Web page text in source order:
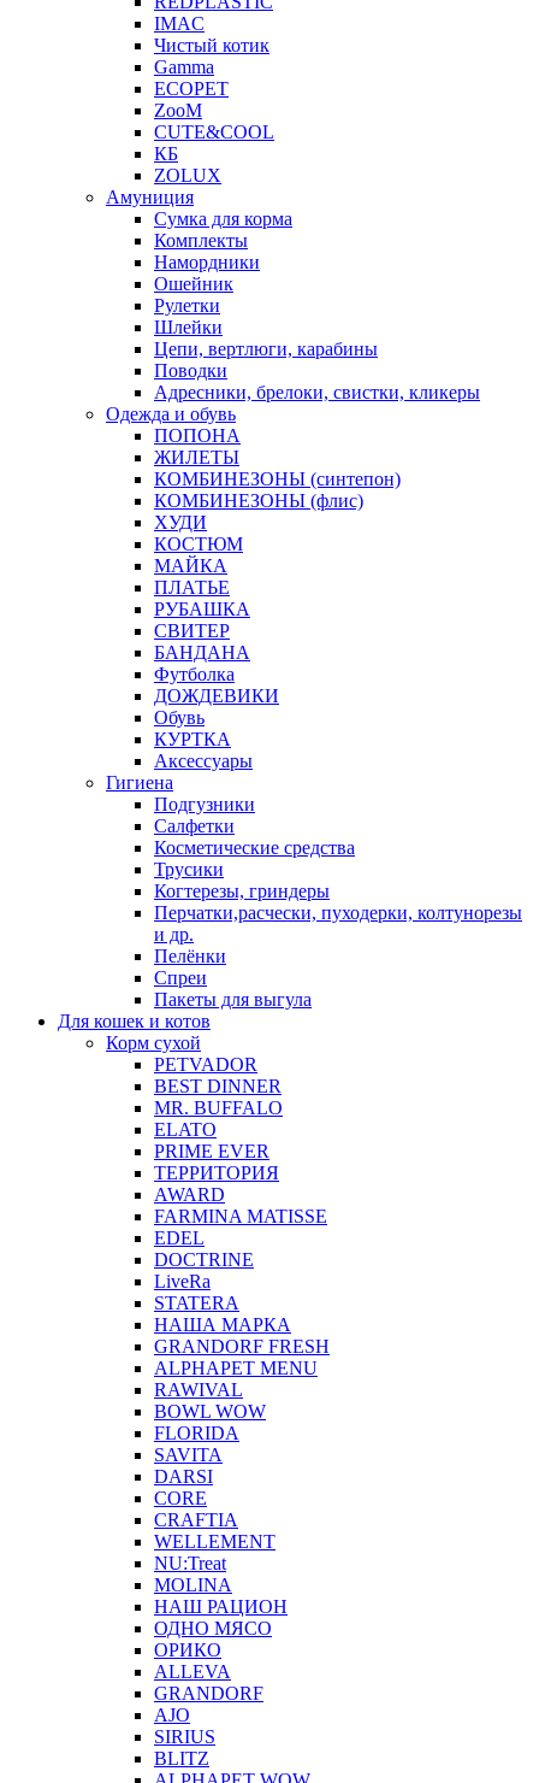
IMAC
Чистый котик
Gamma
ECOPET
ZooM
CUTE&COOL
КБ
ZOLUX
Амуниция
Сумка для корма
Комплекты
Намордники
Ошейник
Рулетки
Шлейки
Цепи, вертлюги, карабины
Поводки
Адресники, брелоки, свистки, кликеры
Одежда и обувь
ПОПОНА
ЖИЛЕТЫ
КОМБИНЕЗОНЫ (синтепон)
КОМБИНЕЗОНЫ (флис)
ХУДИ
КОСТЮМ
МАЙКА
ПЛАТЬЕ
РУБАШКА
СВИТЕР
БАНДАНА
Футболка
ДОЖДЕВИКИ
Обувь
КУРТКА
Аксессуары
Гигиена
Подгузники
Салфетки
Косметические средства
Трусики
Когтерезы, гриндеры
Перчатки,расчески, пуходерки, колтунорезы
и др.
Пелёнки
Спреи
Пакеты для выгула
Для кошек и котов
Корм сухой
PETVADOR
BEST DINNER
MR. BUFFALO
ELATO
PRIME EVER
ТЕРРИТОРИЯ
AWARD
FARMINA MATISSE
EDEL
DOCTRINE
LiveRa
STATERA
НАША МАРКА
GRANDORF FRESH
ALPHAPET MENU
RAWIVAL
BOWL WOW
FLORIDA
SAVITA
DARSI
CORE
CRAFTIA
WELLEMENT
NU:Treat
MOLINA
НАШ РАЦИОН
ОДНО МЯСО
ОРИКО
ALLEVA
GRANDORF
AJO
SIRIUS
BLITZ